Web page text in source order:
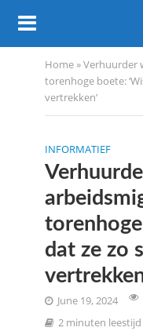
Home»Verhuurder
torenhoge boete:
vertrekken’
INFORMATIEF
dat ze zo
June 19, 2024
2 minuten leestijd